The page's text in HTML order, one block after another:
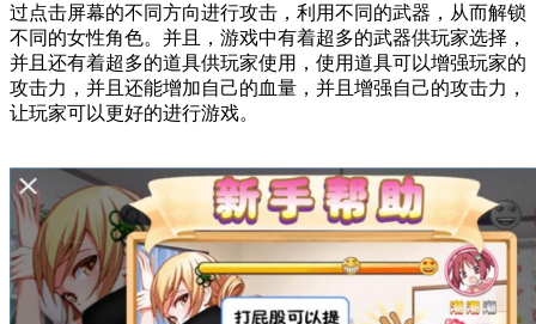
过点击屏幕的不同方向进行攻击，利用不同的武器，从而解锁
不同的女性角色。并且，游戏中有着超多的武器供玩家选择，
并且还有着超多的道具供玩家使用，使用道具可以增强玩家的
攻击力，并且还能增加自己的血量，并且增强自己的攻击力，
让玩家可以更好的进行游戏。